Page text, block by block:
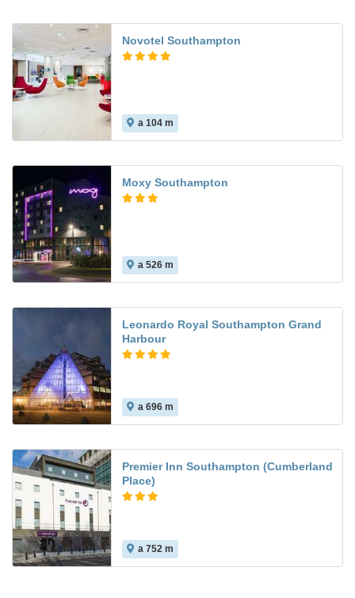
Novotel Southampton
a 104 m
Moxy Southampton
a 526 m
Leonardo Royal Southampton Grand
Harbour
a 696 m
Premier Inn Southampton (Cumberland
Place)
a 752 m